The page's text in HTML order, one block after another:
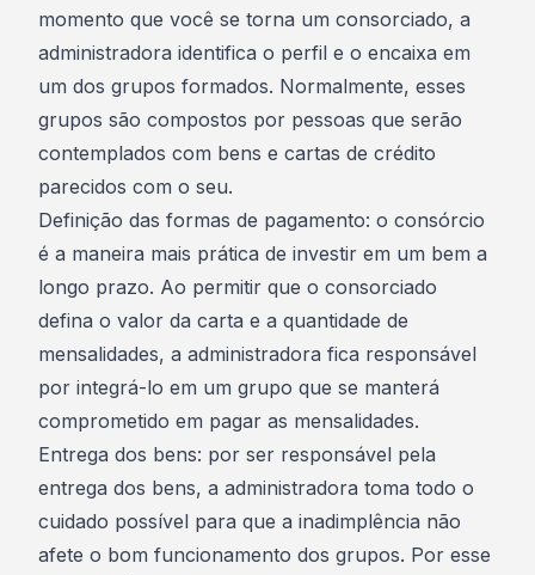
momento que você se torna um consorciado, a
administradora identifica o perfil e o encaixa em
um dos grupos formados. Normalmente, esses
grupos são compostos por pessoas que serão
contemplados com bens e cartas de crédito
parecidos com o seu.
Definição das formas de pagamento: o consórcio
é a maneira mais prática de investir em um bem a
longo prazo. Ao permitir que o consorciado
defina o valor da carta e a quantidade de
mensalidades, a administradora fica responsável
por integrá-lo em um grupo que se manterá
comprometido em pagar as mensalidades.
Entrega dos bens: por ser responsável pela
entrega dos bens, a administradora toma todo o
cuidado possível para que a inadimplência não
afete o bom funcionamento dos grupos. Por esse